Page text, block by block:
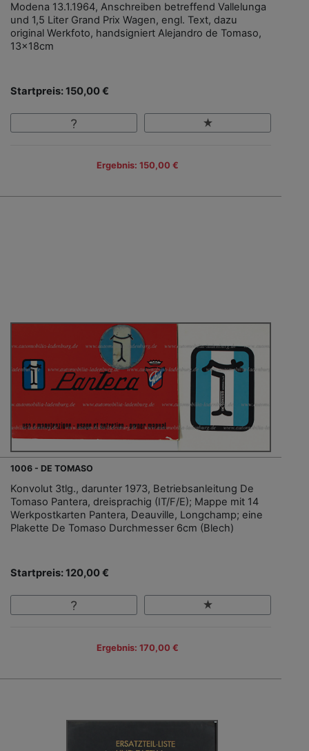
Modena 13.1.1964, Anschreiben betreffend Vallelunga
und 1,5 Liter Grand Prix Wagen, engl. Text, dazu
original Werkfoto, handsigniert Alejandro de Tomaso,
13x18cm
Startpreis: 150,00 €
Ergebnis: 150,00 €
1006 - DE TOMASO
Konvolut 3tlg., darunter 1973, Betriebsanleitung De
Tomaso Pantera, dreisprachig (IT/F/E); Mappe mit 14
Werkpostkarten Pantera, Deauville, Longchamp; eine
Plakette De Tomaso Durchmesser 6cm (Blech)
Startpreis: 120,00 €
Ergebnis: 170,00 €